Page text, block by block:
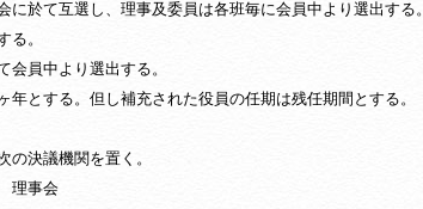
於て互選し、理事及委員は各班毎に会員中より選出する
る。
員中より選出する。
とする。但し補充された役員の任期は残任期間とする。
決議機関を置く。
会